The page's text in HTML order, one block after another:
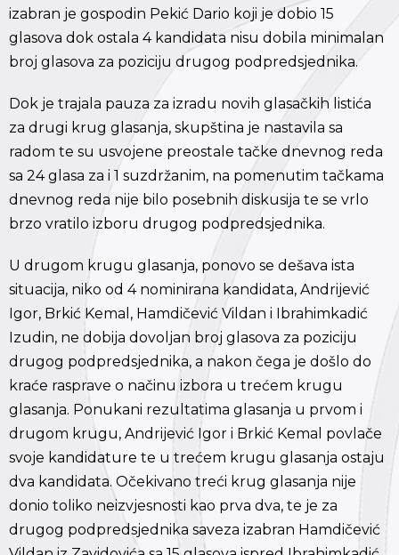
izabran je gospodin Pekić Dario koji je dobio 15
glasova dok ostala 4 kandidata nisu dobila minimalan
broj glasova za poziciju drugog podpredsjednika.
Dok je trajala pauza za izradu novih glasačkih listića
za drugi krug glasanja, skupština je nastavila sa
radom te su usvojene preostale tačke dnevnog reda
sa 24 glasa za i 1 suzdržanim, na pomenutim tačkama
dnevnog reda nije bilo posebnih diskusija te se vrlo
brzo vratilo izboru drugog podpredsjednika.
U drugom krugu glasanja, ponovo se dešava ista
situacija, niko od 4 nominirana kandidata, Andrijević
Igor, Brkić Kemal, Hamdičević Vildan i Ibrahimkadić
Izudin, ne dobija dovoljan broj glasova za poziciju
drugog podpredsjednika, a nakon čega je došlo do
kraće rasprave o načinu izbora u trećem krugu
glasanja. Ponukani rezultatima glasanja u prvom i
drugom krugu, Andrijević Igor i Brkić Kemal povlače
svoje kandidature te u trećem krugu glasanja ostaju
dva kandidata. Očekivano treći krug glasanja nije
donio toliko neizvjesnosti kao prva dva, te je za
drugog podpredsjednika saveza izabran Hamdičević